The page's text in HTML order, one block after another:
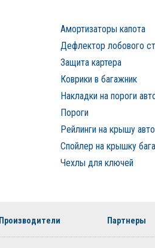
Амортизаторы капота
Дефлектор лобового
Защита картера
Коврики в багажник
Накладки на пороги
Пороги
Рейлинги на крышу
Спойлер на крышку
Чехлы для ключей
Производители Партнеры